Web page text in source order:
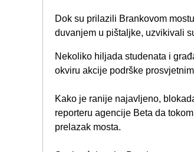
Dok su prilazili Brankovom
duvanjem u pištaljke, uzvikivali
Nekoliko hiljada studenata i
okviru akcije podrške
Kako je ranije najavljeno,
reporteru agencije Beta da
prelazak mosta.